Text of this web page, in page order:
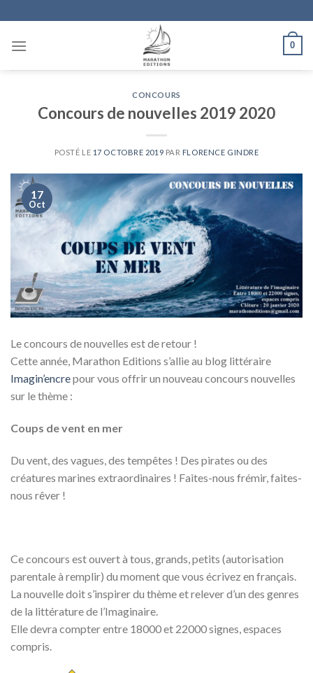
to
content
0
CONCOURS
Concours de nouvelles 2019 2020
POSTÉ LE 17 OCTOBRE 2019 PAR FLORENCE GINDRE
17
Oct
Le concours de nouvelles est de retour !
Cette année, Marathon Editions s’allie au blog littéraire
Imagin’encrepour vous offrir un nouveau concours nouvelles
sur le thème :
Coups de vent en mer
Du vent, des vagues, des tempêtes ! Des pirates ou des
créatures marines extraordinaires ! Faites-nous frémir, faites-
nous rêver !
Ce concours est ouvert à tous, grands, petits (autorisation
parentale à remplir) du moment que vous écrivez en français.
La nouvelle doit s’inspirer du thème et relever d’un des genres
de la littérature de l’Imaginaire.
Elle devra compter entre 18000 et 22000 signes, espaces
compris.